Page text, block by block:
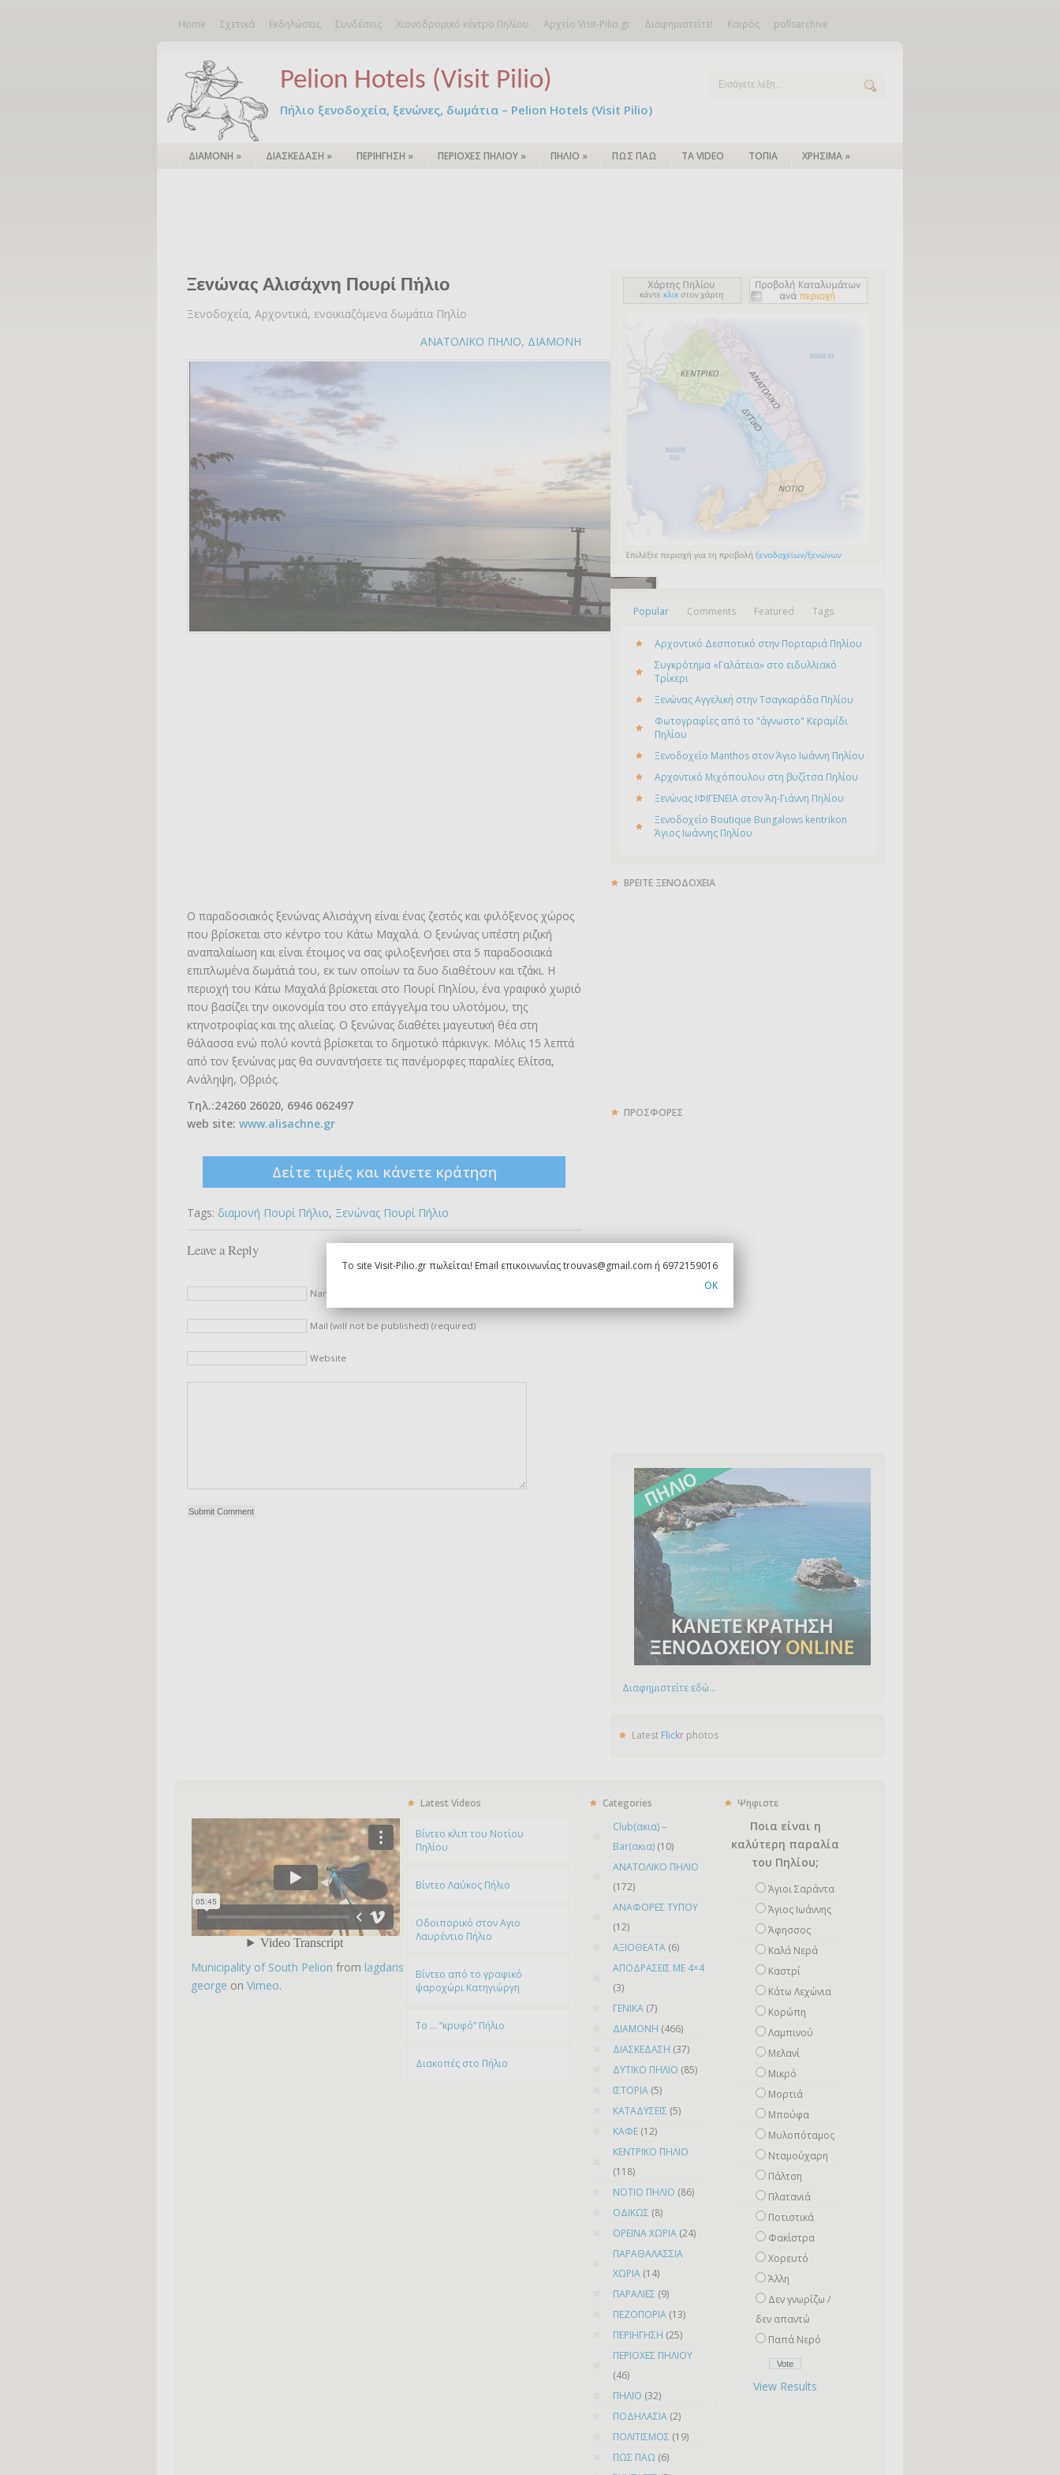
Home Σχετικά Εκδηλώσεις Συνδέσεις Χιονοδρομικό κέντρο Πηλίου Αρχείο Visit-Pilio.gr Διαφημιστείτε! Καιρός pollsarchive
Pelion Hotels (Visit Pilio)
Πήλιο ξενοδοχεία, ξενώνες, δωμάτια – Pelion Hotels (Visit Pilio)
ΔΙΑΜΟΝΗ » ΔΙΑΣΚΕΔΑΣΗ » ΠΕΡΙΗΓΗΣΗ » ΠΕΡΙΟΧΕΣ ΠΗΛΙΟΥ » ΠΗΛΙΟ » ΠΩΣ ΠΑΩ ΤΑ VIDEO ΤΟΠΙΑ ΧΡΗΣΙΜΑ »
Ξενώνας Αλισάχνη Πουρί Πήλιο
Ξενοδοχεία, Αρχοντικά, ενοικιαζόμενα δωμάτια Πηλίο
ΑΝΑΤΟΛΙΚΟ ΠΗΛΙΟ, ΔΙΑΜΟΝΗ
Ο παραδοσιακός ξενώνας Αλισάχνη είναι ένας ζεστός και φιλόξενος χώρος
που βρίσκεται στο κέντρο του Κάτω Μαχαλά. Ο ξενώνας υπέστη ριζική
αναπαλαίωση και είναι έτοιμος να σας φιλοξενήσει στα 5 παραδοσιακά
επιπλωμένα δωμάτιά του, εκ των οποίων τα δυο διαθέτουν και τζάκι. Η
περιοχή του Κάτω Μαχαλά βρίσκεται στο Πουρί Πηλίου, ένα γραφικό χωριό
που βασίζει την οικονομία του στο επάγγελμα του υλοτόμου, της
κτηνοτροφίας και της αλιείας. Ο ξενώνας διαθέτει μαγευτική θέα στη
θάλασσα ενώ πολύ κοντά βρίσκεται το δημοτικό πάρκινγκ. Μόλις 15 λεπτά
από τον ξενώνας μας θα συναντήσετε τις πανέμορφες παραλίες Ελίτσα,
Ανάληψη, Οβριός.
Τηλ.:24260 26020, 6946 062497
web site: www.alisachne.gr
Δείτε τιμές και κάνετε κράτηση
Tags: διαμονή Πουρί Πήλιο, Ξενώνας Πουρί Πήλιο
Leave a Reply
Name (required)
Mail (will not be published) (required)
Website
Popular Comments Featured Tags
Αρχοντικό Δεσποτικό στην Πορταριά Πηλίου
Συγκρότημα «Γαλάτεια» στο ειδυλλιακό
Τρίκερι
Ξενώνας Αγγελική στην Τσαγκαράδα Πηλίου
Φωτογραφίες από το "άγνωστο" Κεραμίδι
Πηλίου
Ξενοδοχείο Manthos στον Άγιο Ιωάννη Πηλίου
Αρχοντικό Μιχόπουλου στη βυζίτσα Πηλίου
Ξενώνας ΙΦΙΓΕΝΕΙΑ στον Άη-Γιάννη Πηλίου
Ξενοδοχείο Boutique Bungalows kentrikon
Άγιος Ιωάννης Πηλίου
ΒΡΕΙΤΕ ΞΕΝΟΔΟΧΕΙΑ
ΠΡΟΣΦΟΡΕΣ
Διαφημιστείτε εδώ...
Latest Flickr photos
Municipality of South Pelion from lagdaris
george on Vimeo.
Latest Videos
Bίντεο κλιπ του Νοτίου
Πηλίου
Βίντεο Λαύκος Πήλιο
Οδοιπορικό στον Αγιο
Λαυρέντιο Πήλιο
Βίντεο από το γραφικό
ψαροχώρι Kατηγιώργη
To … “κρυφό” Πήλιο
Διακοπές στο Πήλιο
Categories
Club(ακια) –
Bar(ακια) (10)
ΑΝΑΤΟΛΙΚΟ ΠΗΛΙΟ
(172)
ΑΝΑΦΟΡΕΣ ΤΥΠΟΥ
(12)
ΑΞΙΟΘΕΑΤΑ (6)
ΑΠΟΔΡΑΣΕΙΣ ΜΕ 4×4
(3)
ΓΕΝΙΚΑ (7)
ΔΙΑΜΟΝΗ (466)
ΔΙΑΣΚΕΔΑΣΗ (37)
ΔΥΤΙΚΟ ΠΗΛΙΟ (85)
ΙΣΤΟΡΙΑ (5)
ΚΑΤΑΔΥΣΕΙΣ (5)
ΚΑΦΕ (12)
ΚΕΝΤΡΙΚΟ ΠΗΛΙΟ
(118)
ΝΟΤΙΟ ΠΗΛΙΟ (86)
ΟΔΙΚΩΣ (8)
ΟΡΕΙΝΑ ΧΩΡΙΑ (24)
ΠΑΡΑΘΑΛΑΣΣΙΑ
ΧΩΡΙΑ (14)
ΠΑΡΑΛΙΕΣ (9)
ΠΕΖΟΠΟΡΙΑ (13)
ΠΕΡΙΗΓΗΣΗ (25)
ΠΕΡΙΟΧΕΣ ΠΗΛΙΟΥ
(46)
ΠΗΛΙΟ (32)
ΠΟΔΗΛΑΣΙΑ (2)
ΠΟΛΙΤΙΣΜΟΣ (19)
ΠΩΣ ΠΑΩ (6)
Ψηφιστε
Ποια είναι η
καλύτερη παραλία
του Πηλίου;
Άγιοι Σαράντα
Άγιος Ιωάννης
Άφησσος
Καλά Νερά
Καστρί
Κάτω Λεχώνια
Κορώπη
Λαμπινού
Μελανί
Μικρό
Mορτιά
Μπούφα
Μυλοπόταμος
Νταμούχαρη
Πάλτση
Πλατανιά
Ποτιστικά
Φακίστρα
Χορευτό
Άλλη
Δεν γνωρίζω /
δεν απαντώ
Παπά Νερό
View Results
To site Visit-Pilio.gr πωλείται! Email επικοινωνίας trouvas@gmail.com ή 6972159016
OK